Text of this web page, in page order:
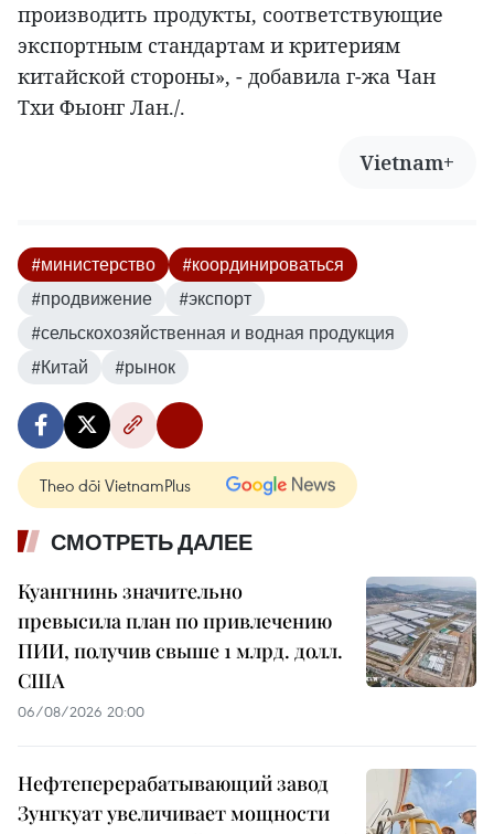
производить продукты, соответствующие
экспортным стандартам и критериям
китайской стороны», - добавила г-жа Чан
Тхи Фыонг Лан./.
Vietnam+
#министерство
#координироваться
#продвижение
#экспорт
#сельскохозяйственная и водная продукция
#Китай
#рынок
Theo dõi VietnamPlus
СМОТРЕТЬ ДАЛЕЕ
Куангнинь значительно
превысила план по привлечению
ПИИ, получив свыше 1 млрд. долл.
США
06/08/2026 20:00
Нефтеперерабатывающий завод
Зунгкуат увеличивает мощности